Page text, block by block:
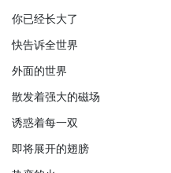
你已经长大了
快告诉全世界
外面的世界
散发着强大的磁场
诱惑着每一双
即将展开的翅膀